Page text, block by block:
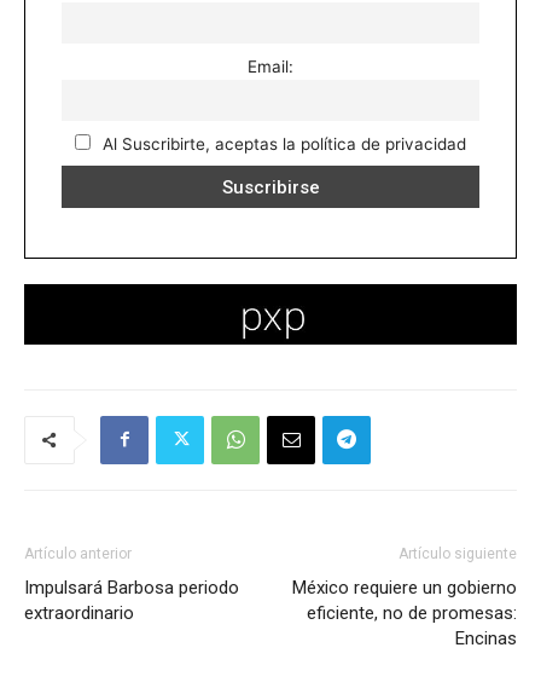
Email:
Al Suscribirte, aceptas la política de privacidad
Artículo anterior
Impulsará Barbosa periodo
extraordinario
Artículo siguiente
México requiere un gobierno
eficiente, no de promesas:
Encinas